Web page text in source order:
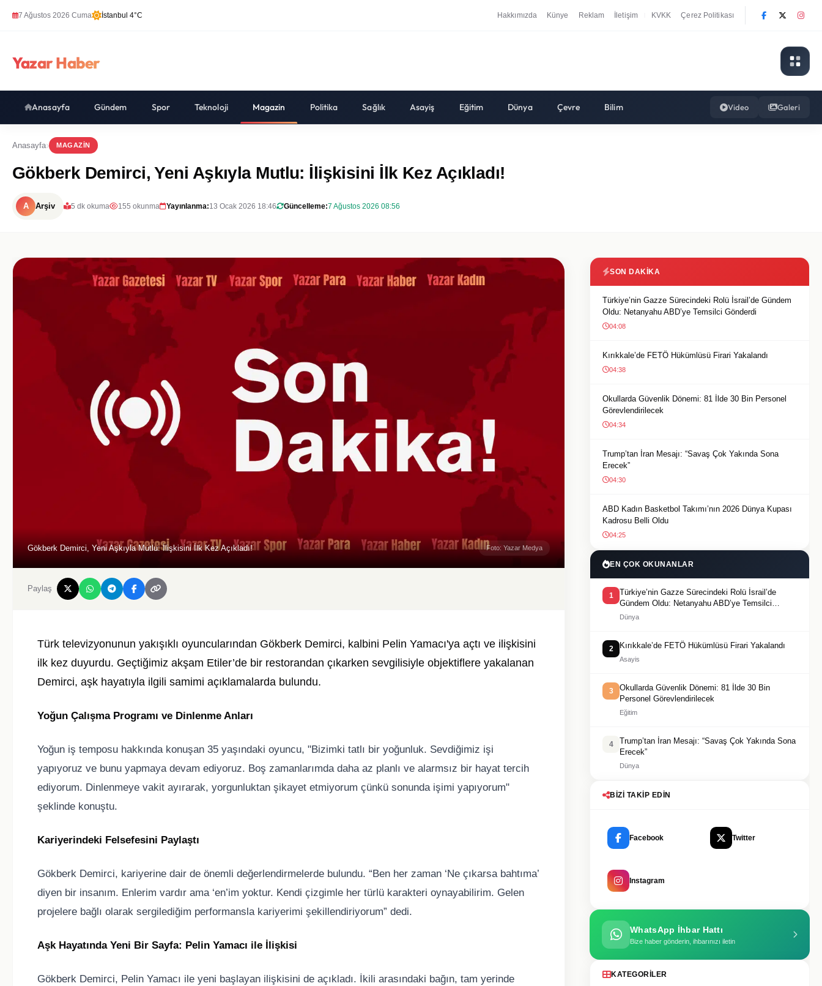
7 Ağustos 2026 Cuma İstanbul 4°C Hakkımızda Künye Reklam İletişim KVKK Çerez Politikası
Yazar Haber
Anasayfa Gündem Spor Teknoloji Magazin Politika Sağlık Asayiş Eğitim Dünya Çevre Bilim Video Galeri
Anasayfa MAGAZIN
Gökberk Demirci, Yeni Aşkıyla Mutlu: İlişkisini İlk Kez Açıkladı!
A Arşiv 5 dk okuma 155 okunma Yayınlanma:13 Ocak 2026 18:46 Güncelleme:7 Ağustos 2026 08:56
Gökberk Demirci, Yeni Aşkıyla Mutlu: İlişkisini İlk Kez Açıkladı! Foto: Yazar Medya
Paylaş
Türk televizyonunun yakışıklı oyuncularından Gökberk Demirci, kalbini Pelin Yamacı'ya açtı ve ilişkisini
ilk kez duyurdu. Geçtiğimiz akşam Etiler’de bir restorandan çıkarken sevgilisiyle objektiflere yakalanan
Demirci, aşk hayatıyla ilgili samimi açıklamalarda bulundu.
Yoğun Çalışma Programı ve Dinlenme Anları
Yoğun iş temposu hakkında konuşan 35 yaşındaki oyuncu, "Bizimki tatlı bir yoğunluk. Sevdiğimiz işi
yapıyoruz ve bunu yapmaya devam ediyoruz. Boş zamanlarımda daha az planlı ve alarmsız bir hayat tercih
ediyorum. Dinlenmeye vakit ayırarak, yorgunluktan şikayet etmiyorum çünkü sonunda işimi yapıyorum"
şeklinde konuştu.
Kariyerindeki Felsefesini Paylaştı
Gökberk Demirci, kariyerine dair de önemli değerlendirmelerde bulundu. “Ben her zaman ‘Ne çıkarsa bahtıma’
diyen bir insanım. Enlerim vardır ama ‘en’im yoktur. Kendi çizgimle her türlü karakteri oynayabilirim. Gelen
projelere bağlı olarak sergilediğim performansla kariyerimi şekillendiriyorum” dedi.
Aşk Hayatında Yeni Bir Sayfa: Pelin Yamacı ile İlişkisi
Gökberk Demirci, Pelin Yamacı ile yeni başlayan ilişkisini de açıkladı. İkili arasındaki bağın, tam yerinde
SON DAKIKA
Türkiye’nin Gazze Sürecindeki Rolü İsrail’de Gündem
Oldu: Netanyahu ABD’ye Temsilci Gönderdi
04:08
Kırıkkale’de FETÖ Hükümlüsü Firari Yakalandı
04:38
Okullarda Güvenlik Dönemi: 81 İlde 30 Bin Personel
Görevlendirilecek
04:34
Trump’tan İran Mesajı: “Savaş Çok Yakında Sona
Erecek”
04:30
ABD Kadın Basketbol Takımı’nın 2026 Dünya Kupası
Kadrosu Belli Oldu
04:25
EN ÇOK OKUNANLAR
1
Türkiye’nin Gazze Sürecindeki Rolü İsrail’de
Gündem Oldu: Netanyahu ABD’ye Temsilci
Gönderdi
Dünya
2 Kırıkkale’de FETÖ Hükümlüsü Firari Yakalandı
Asayis
3
Okullarda Güvenlik Dönemi: 81 İlde 30 Bin
Personel Görevlendirilecek
Eğitim
4
Trump’tan İran Mesajı: “Savaş Çok Yakında Sona
Erecek”
Dünya
BIZI TAKIP EDIN
Facebook Twitter
Instagram
WhatsApp İhbar Hattı
Bize haber gönderin, ihbarınızı iletin
KATEGORILER